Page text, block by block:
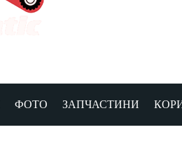
ФОТО ЗАПЧАСТИНИ